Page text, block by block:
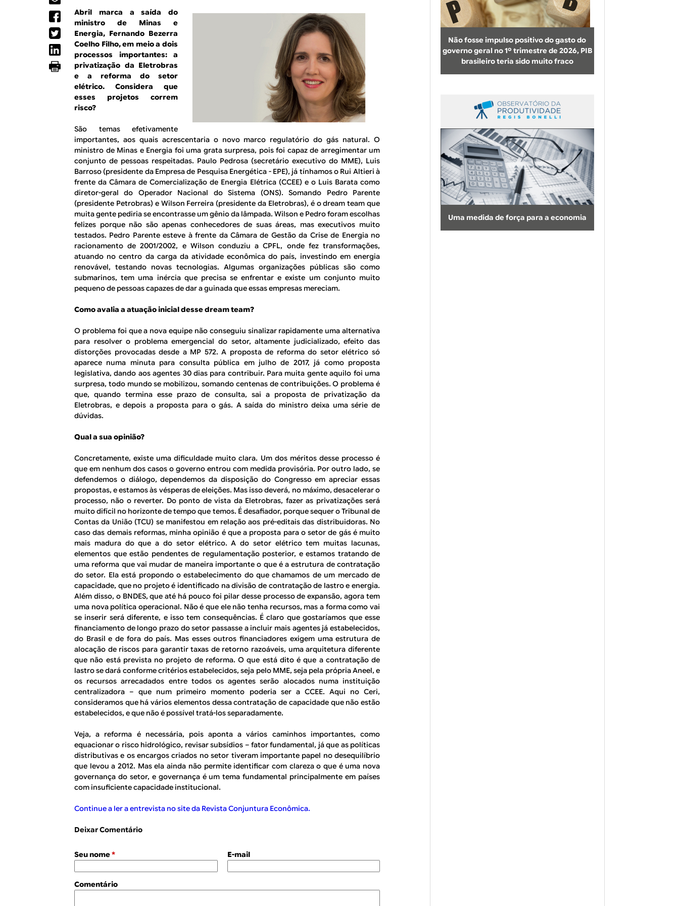
E
b
u
s
c
a
l
Abril marca a saída do
ministro de Minas e
Energia, Fernando Bezerra
Coelho Filho, em meio a dois
processos importantes: a
privatização da Eletrobras
e a reforma do setor
elétrico. Considera que
esses projetos correm
risco?
São temas efetivamente
importantes, aos quais acrescentaria o novo marco regulatório do gás natural. O
ministro de Minas e Energia foi uma grata surpresa, pois foi capaz de arregimentar um
conjunto de pessoas respeitadas. Paulo Pedrosa (secretário executivo do MME), Luis
Barroso (presidente da Empresa de Pesquisa Energética - EPE), já tínhamos o Rui Altieri à
frente da Câmara de Comercialização de Energia Elétrica (CCEE) e o Luis Barata como
diretor-geral do Operador Nacional do Sistema (ONS). Somando Pedro Parente
(presidente Petrobras) e Wilson Ferreira (presidente da Eletrobras), é o dream team que
muita gente pediria se encontrasse um gênio da lâmpada. Wilson e Pedro foram escolhas
felizes porque não são apenas conhecedores de suas áreas, mas executivos muito
testados. Pedro Parente esteve à frente da Câmara de Gestão da Crise de Energia no
racionamento de 2001/2002, e Wilson conduziu a CPFL, onde fez transformações,
atuando no centro da carga da atividade econômica do país, investindo em energia
renovável, testando novas tecnologias. Algumas organizações públicas são como
submarinos, tem uma inércia que precisa se enfrentar e existe um conjunto muito
pequeno de pessoas capazes de dar a guinada que essas empresas mereciam.
Como avalia a atuação inicial desse dream team?
O problema foi que a nova equipe não conseguiu sinalizar rapidamente uma alternativa
para resolver o problema emergencial do setor, altamente judicializado, efeito das
distorções provocadas desde a MP 572. A proposta de reforma do setor elétrico só
aparece numa minuta para consulta pública em julho de 2017, já como proposta
legislativa, dando aos agentes 30 dias para contribuir. Para muita gente aquilo foi uma
surpresa, todo mundo se mobilizou, somando centenas de contribuições. O problema é
que, quando termina esse prazo de consulta, sai a proposta de privatização da
Eletrobras, e depois a proposta para o gás. A saída do ministro deixa uma série de
dúvidas.
Qual a sua opinião?
Concretamente, existe uma dificuldade muito clara. Um dos méritos desse processo é
que em nenhum dos casos o governo entrou com medida provisória. Por outro lado, se
defendemos o diálogo, dependemos da disposição do Congresso em apreciar essas
propostas, e estamos às vésperas de eleições. Mas isso deverá, no máximo, desacelerar o
processo, não o reverter. Do ponto de vista da Eletrobras, fazer as privatizações será
muito difícil no horizonte de tempo que temos. É desafiador, porque sequer o Tribunal de
Contas da União (TCU) se manifestou em relação aos pré-editais das distribuidoras. No
caso das demais reformas, minha opinião é que a proposta para o setor de gás é muito
mais madura do que a do setor elétrico. A do setor elétrico tem muitas lacunas,
elementos que estão pendentes de regulamentação posterior, e estamos tratando de
uma reforma que vai mudar de maneira importante o que é a estrutura de contratação
do setor. Ela está propondo o estabelecimento do que chamamos de um mercado de
capacidade, que no projeto é identificado na divisão de contratação de lastro e energia.
Além disso, o BNDES, que até há pouco foi pilar desse processo de expansão, agora tem
uma nova política operacional. Não é que ele não tenha recursos, mas a forma como vai
se inserir será diferente, e isso tem consequências. É claro que gostaríamos que esse
financiamento de longo prazo do setor passasse a incluir mais agentes já estabelecidos,
do Brasil e de fora do país. Mas esses outros financiadores exigem uma estrutura de
alocação de riscos para garantir taxas de retorno razoáveis, uma arquitetura diferente
que não está prevista no projeto de reforma. O que está dito é que a contratação de
lastro se dará conforme critérios estabelecidos, seja pelo MME, seja pela própria Aneel, e
os recursos arrecadados entre todos os agentes serão alocados numa instituição
centralizadora – que num primeiro momento poderia ser a CCEE. Aqui no Ceri,
consideramos que há vários elementos dessa contratação de capacidade que não estão
estabelecidos, e que não é possível tratá-los separadamente.
Veja, a reforma é necessária, pois aponta a vários caminhos importantes, como
equacionar o risco hidrológico, revisar subsídios – fator fundamental, já que as políticas
distributivas e os encargos criados no setor tiveram importante papel no desequilíbrio
que levou a 2012. Mas ela ainda não permite identificar com clareza o que é uma nova
governança do setor, e governança é um tema fundamental principalmente em países
com insuficiente capacidade institucional.
Continue a ler a entrevista no site da Revista Conjuntura Econômica.
Deixar Comentário
Seu nome* E-mail
Comentário
Não fosse impulso positivo do gasto do
governo geral no 1º trimestre de 2026, PIB
brasileiro teria sido muito fraco
Uma medida de força para a economia